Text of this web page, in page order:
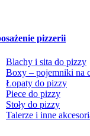
pizzerii
Blachy i sita do pizzy
Boxy – pojemniki na
Łopaty do pizzy
Piece do pizzy
Stoły do pizzy
Talerze i inne